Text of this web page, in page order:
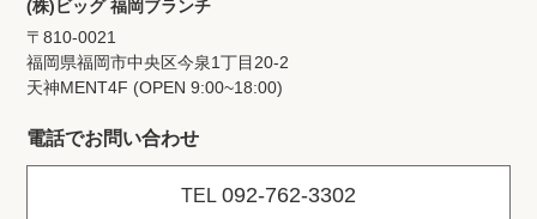
(株)ビッグ 福岡ブランチ
〒810-0021
福岡県福岡市中央区今泉1丁目20‐2
天神MENT4F (OPEN 9:00~18:00)
電話でお問い合わせ
TEL 092-762-3302